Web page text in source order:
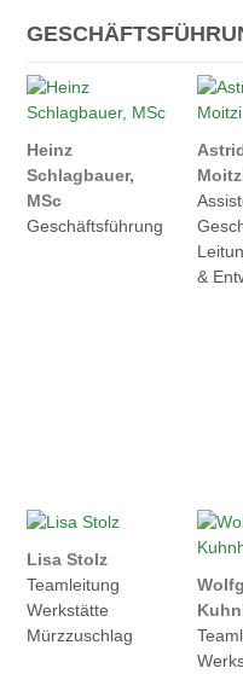
Heinz
Schlagbauer,
MSc
Geschäftsführung
&
Lisa Stolz
Teamleitung
Werkstätte
Mürzzuschlag